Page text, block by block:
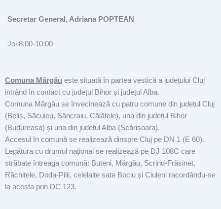
Secretar General, Adriana POPTEAN
Joi 8:00-10:00
Comuna Mărgău este situată în partea vestică a județului Cluj
intrând în contact cu județul Bihor și județul Alba.
Comuna Mărgău se învecinează cu patru comune din județul Cluj
(Beliș, Săcuieu, Sâncraiu, Călățele), una din județul Bihor
(Budureasa) și una din județul Alba (Scărișoara).
Accesul în comună se realizează dinspre Cluj pe DN 1 (E 60).
Legătura cu drumul național se realizează pe DJ 108C care
străbate întreaga comună: Buteni, Mărgău, Scrind-Frăsinet,
Răchițele, Doda-Pilii, celelalte sate Bociu și Ciuleni racordându-se
la acesta prin DC 123.